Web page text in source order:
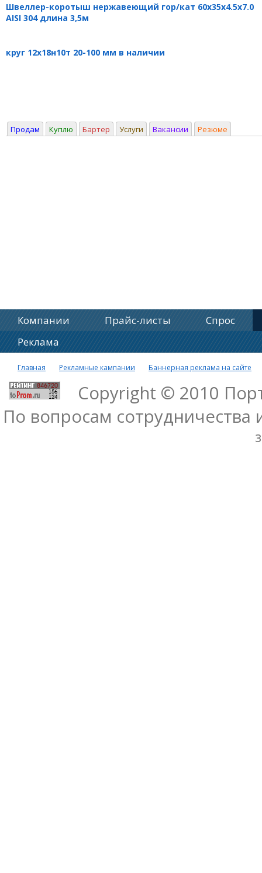
Швеллер-коротыш нержавеющий гор/кат 60х35х4.5х7.0
AISI 304 длина 3,5м
круг 12х18н10т 20-100 мм в наличии
Продам Куплю Бартер Услуги Вакансии Резюме
Компании Прайс-листы
Спрос
Реклама
Главная Рекламные кампании Баннерная реклама на сайте
Copyright © 2010
По вопросам